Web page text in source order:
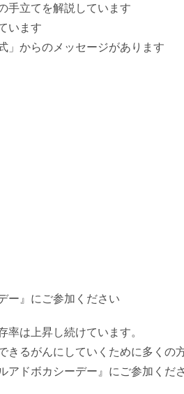
手立てを解説しています
います
」からのメッセージがあります
ー』にご参加ください
は上昇し続けています。
きるがんにしていくために多くの
ドボカシーデー』にご参加くださ